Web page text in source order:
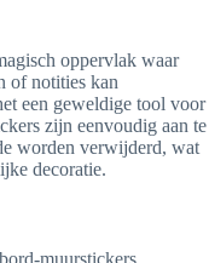
oppervlak waar
of notities kan
een geweldige tool voor
zijn eenvoudig aan te
worden verwijderd, wat
decoratie.